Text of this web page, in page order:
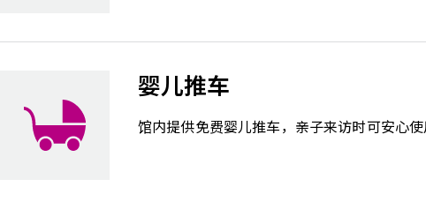
婴儿推车
馆内提供免费婴儿推车，亲子来访时可安心使